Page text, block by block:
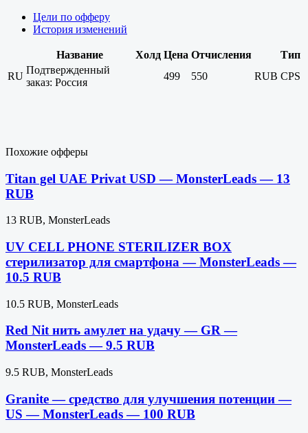
Цели по офферу
История изменений
Название Холд Цена Отчисления
Тип
RU
Подтвержденный
заказ: Россия
499 550 RUB CPS
Похожие офферы
Titan gel UAE Privat USD — MonsterLeads — 13
RUB
13 RUB, MonsterLeads
UV CELL PHONE STERILIZER BOX
стерилизатор для смартфона — MonsterLeads —
10.5 RUB
10.5 RUB, MonsterLeads
Red Nit нить амулет на удачу — GR —
MonsterLeads — 9.5 RUB
9.5 RUB, MonsterLeads
Granite — средство для улучшения потенции —
US — MonsterLeads — 100 RUB